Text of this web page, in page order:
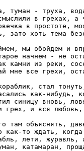
туман - труха,
в грехах, а
в простоте,
зато хоть тема
мы обойдем и
начнем - не
камни из реки,
мне все грехи,
стал
как-нибудь,
синицу вновь,
грех, и вся
там объяснять,
как-то ждать,
лети, журавль,
катамаран,